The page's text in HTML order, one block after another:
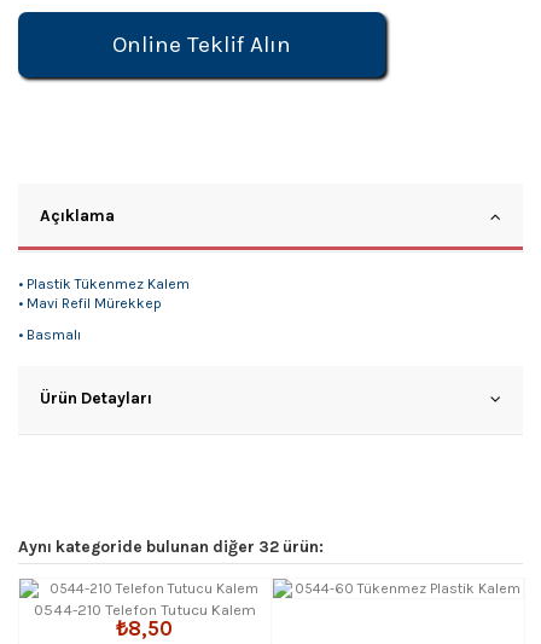
Online Teklif Alın
Açıklama
• Plastik Tükenmez Kalem
• Mavi Refil Mürekkep
• Basmalı
Ürün Detayları
Aynı kategoride bulunan diğer 32 ürün:
0544-210 Telefon Tutucu Kalem
₺8,50